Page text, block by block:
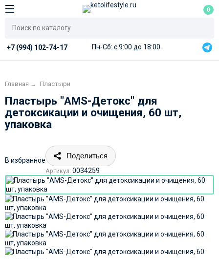
0
+7 (994) 102-74-17 Пн-Сб: с 9:00 до 18:00.
Главная → Пластыри
Пластырь "AMS-Детокс" для
детоксикации и очищения, 60 шт,
упаковка
В избранное
Поделиться
Артикул: 0034259